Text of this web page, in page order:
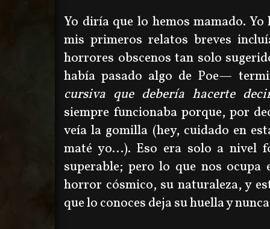
Yo diría que lo hemos mamado.
mis primeros relatos breves
horrores obscenos tan solo
había pasado algo de Poe—
cursiva que debería hacerte
siempre funcionaba porque, por
veía la gomilla (hey, cuidado en
maté yo...). Eso era solo a nivel
superable; pero lo que nos ocupa
horror cósmico, su naturaleza, y
que lo conoces deja su huella y